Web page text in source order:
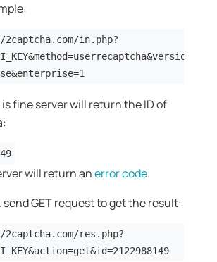
in.php?
fine server will return the ID of
will return anerror code.
send GET request to get the result:
res.php?